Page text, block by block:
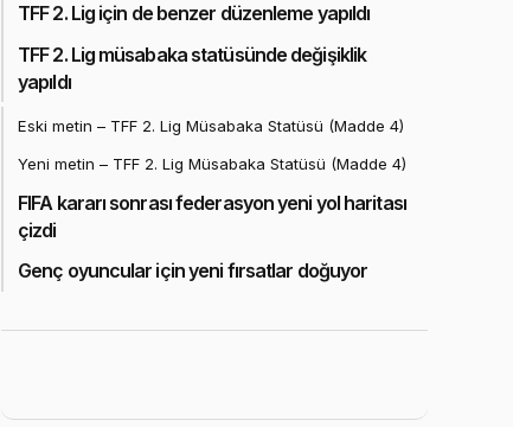
TFF 2. Lig için de benzer düzenleme yapıldı
TFF 2. Lig müsabaka statüsünde değişiklik
yapıldı
Eski metin – TFF 2. Lig Müsabaka Statüsü (Madde 4)
Yeni metin – TFF 2. Lig Müsabaka Statüsü (Madde 4)
FIFA kararı sonrası federasyon yeni yol haritası
çizdi
Genç oyuncular için yeni fırsatlar doğuyor